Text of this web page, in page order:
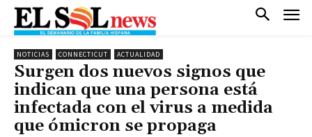
NOTICIAS CONNECTICUT ACTUALIDAD
Surgen dos nuevos signos que
indican que una persona está
infectada con el virus a medida
que ómicron se propaga